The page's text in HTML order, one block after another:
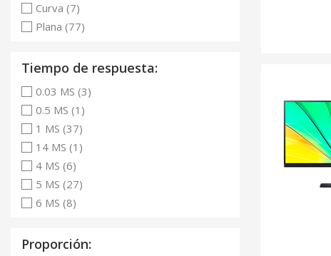
Curva (7)
Plana (77)
Tiempo de respuesta:
0.03 MS (3)
0.5 MS (1)
1 MS (37)
14 MS (1)
4 MS (6)
5 MS (27)
6 MS (8)
Proporción: